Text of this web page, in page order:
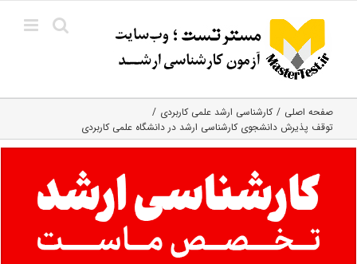
content
صفحه اصلی
کارشناسی ارشد علمی کاربردی
توقف پذیرش دانشجوی کارشناسی ارشد در دانشگاه علمی کاربردی